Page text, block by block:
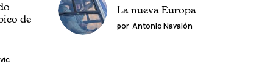
de
La nueva Europa
por Antonio Navalón